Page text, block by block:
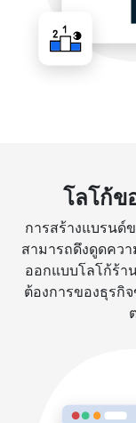
โลโก้
การสร้างแบรนด์
สามารถดึงดูดคว
ออกแบบโลโก้ร้า
ต้องการของธุรกิ